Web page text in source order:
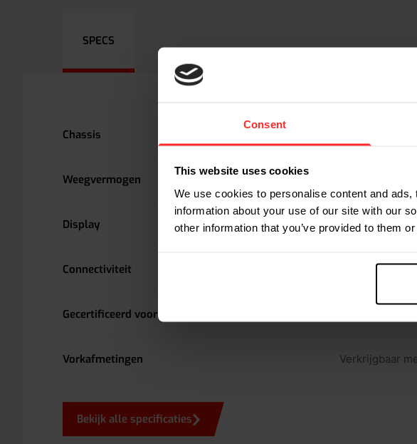
Consent
This website uses cookies
We use cookies to personalise content and
information about your use of our site with our
other information that you’ve provided to them
SPECS
Chassis
Weegvermogen
Display LCD twee
Connectiviteit Via RS232-
Gecertificeerd voor handelsdoeleinden
Vorkafmetingen Verkrijgbaar
Bekijk alle specificaties